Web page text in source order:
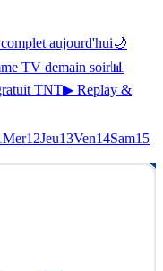
aujourd'hui🌙
TV demain soir📊
TNT▶ Replay &
Mer12Jeu13Ven14Sam15